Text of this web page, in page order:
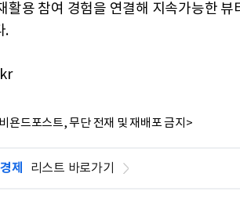
활용 참여 경험을 연결해 지속가능한 뷰
.
욘드포스트, 무단 전재 및 재배포 금지>
경제 리스트 바로가기